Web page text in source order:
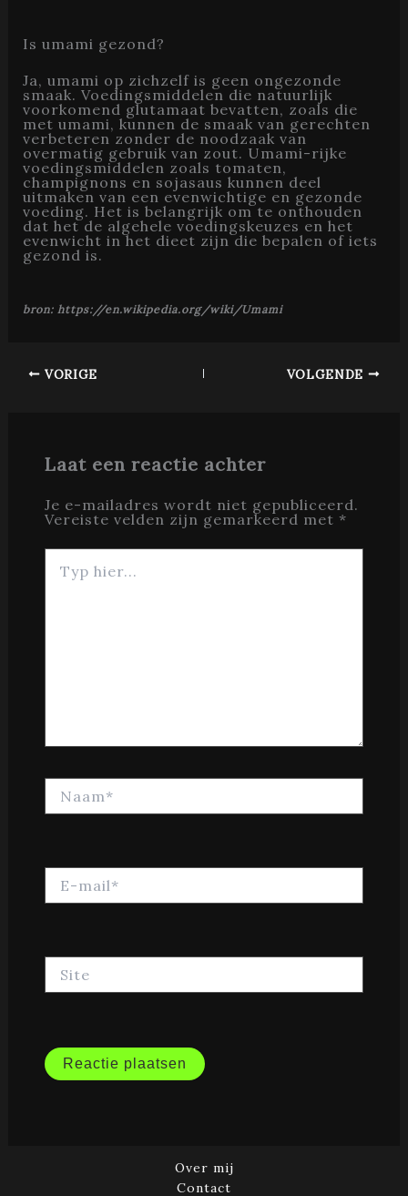
Is umami gezond?
Ja, umami op zichzelf is geen ongezonde
smaak. Voedingsmiddelen die natuurlijk
voorkomend glutamaat bevatten, zoals die
met umami, kunnen de smaak van gerechten
verbeteren zonder de noodzaak van
overmatig gebruik van zout. Umami-rijke
voedingsmiddelen zoals tomaten,
champignons en sojasaus kunnen deel
uitmaken van een evenwichtige en gezonde
voeding. Het is belangrijk om te onthouden
dat het de algehele voedingskeuzes en het
evenwicht in het dieet zijn die bepalen of iets
gezond is.
bron: https://en.wikipedia.org/wiki/Umami
VORIGE VOLGENDE
Laat een reactie achter
Je e-mailadres wordt niet gepubliceerd.
Vereiste velden zijn gemarkeerd met *
hier...
mail*
Over mij
Contact